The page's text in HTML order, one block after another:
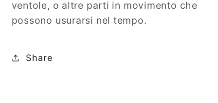
ventole, o altre parti in movimento che
possono usurarsi nel tempo.
Share